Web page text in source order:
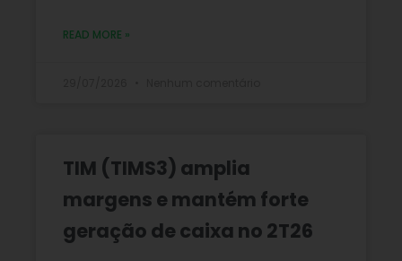
READ MORE »
TIM (TIMS3) amplia
margens e mantém forte
geração de caixa no 2T26